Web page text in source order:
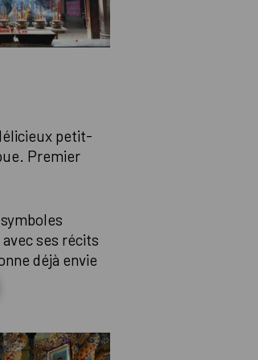
petit-
Premier
ses récits
déjà envie